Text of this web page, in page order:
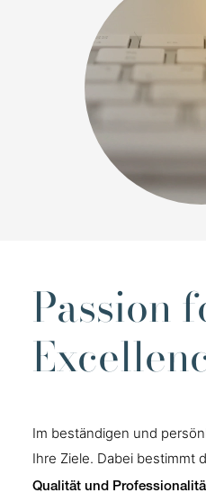
Passion
Im beständigen und
Ihre Ziele. Dabei bestimmt
Qualität und